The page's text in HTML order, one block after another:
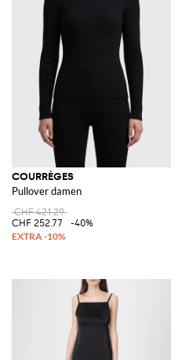
COURRÈGES
Pullover damen
CHF 421.29
CHF 252.77
-40%